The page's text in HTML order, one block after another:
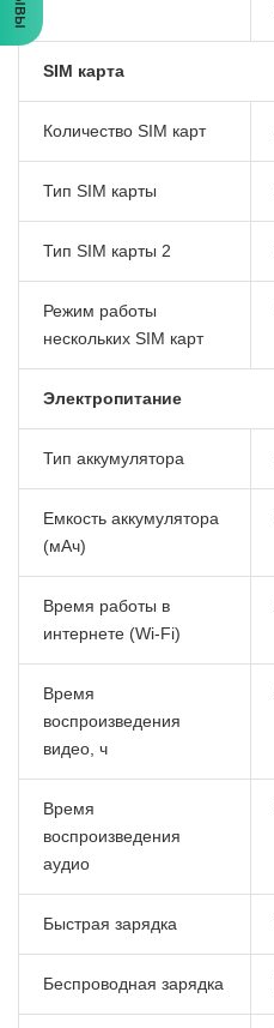
SIM карта
Количество SIM карт
Тип SIM карты
Тип SIM карты 2
Режим работы
нескольких SIM карт
Электропитание
Тип аккумулятора
Емкость аккумулятора
(мАч)
Время работы в
интернете (Wi-Fi)
Время
воспроизведения
видео, ч
Время
воспроизведения
аудио
Быстрая зарядка
Беспроводная зарядка